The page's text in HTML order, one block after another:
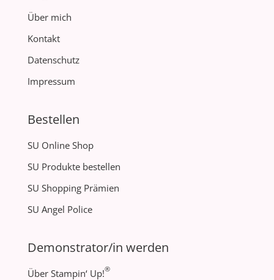
Über mich
Kontakt
Datenschutz
Impressum
Bestellen
SU Online Shop
SU Produkte bestellen
SU Shopping Prämien
SU Angel Police
Demonstrator/in werden
Über Stampin‘ Up!®